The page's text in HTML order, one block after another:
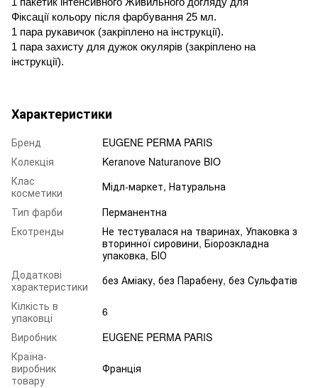
Фіксації кольору після фарбування 25 мл.
1 пара рукавичок (закріплено на інструкції).
1 пара захисту для дужок окулярів (закріплено на
інструкції).
Характеристики
Бренд
EUGENE PERMA PARIS
Колекція
Keranove Naturanove BIO
Клас
косметики
Мідл-маркет, Натуральна
Тип фарби
Перманентна
Екотренды
Не тестувалася на тваринах, Упаковка з
вторинної сировини, Біорозкладна
упаковка, БІО
Додаткові
характеристики
без Аміаку, без Парабену, без Сульфатів
Кілкість в
упаковці
6
Виробник
EUGENE PERMA PARIS
Країна-
виробник
товару
Франція